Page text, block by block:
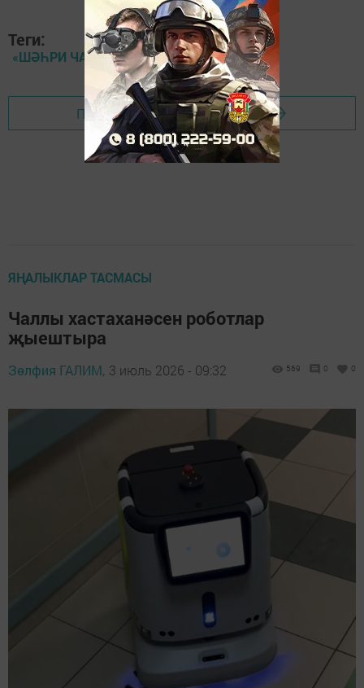
Теги:
«ШӘҺРИ ЧАЛЛЫ»ДАН-ПЯТАЧОК
Перейти на страницу новости
ЯҢАЛЫКЛАР ТАСМАСЫ
Чаллы хастаханәсен роботлар
җыештыра
Зөлфия ГАЛИМ, 3 июль 2026 - 09:32 569 0 0